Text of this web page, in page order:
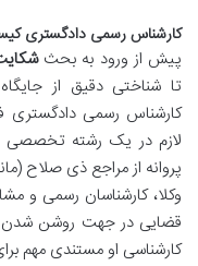
کارشناس رسمی دادگستری
پیش از ورود به بحث
تا شناختی دقیق از
کارشناس رسمی
لازم در یک رشته
پروانه از مراجع ذی صلاح
وکلا، کارشناسان رسمی و
قضایی در جهت روشن شدن
کارشناسی او مستندی مهم